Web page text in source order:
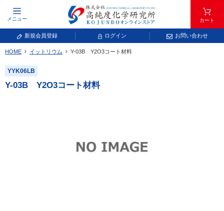
メニュー カート
新規会員登録 ログイン お問い合わせ
元素記号で検索する
元素周期表をタップすると、拡大表示されます。拡大した表から元素記号をタップ
し、一覧へ移動してください。
HOME イットリウム Y-03B Y2O3コート材料
YYK06LB
Y-03B Y2O3コート材料